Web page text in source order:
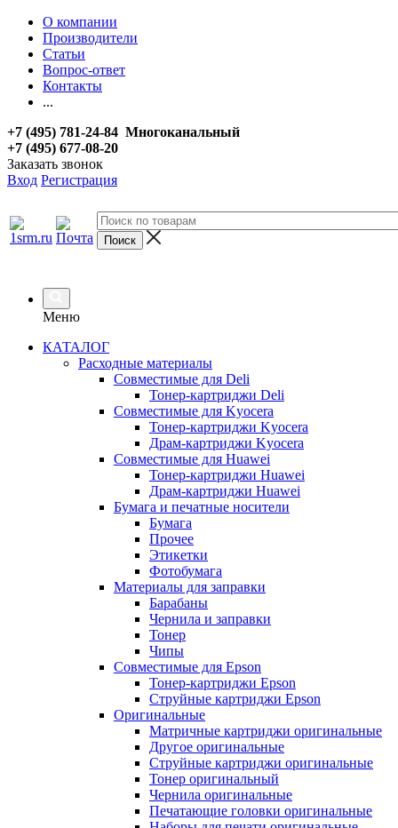
О компании
Производители
Статьи
Вопрос-ответ
Контакты
...
+7 (495) 781-24-84 Многоканальный
+7 (495) 677-08-20
Заказать звонок
Вход Регистрация
Меню
КАТАЛОГ
Расходные материалы
Совместимые для Deli
Тонер-картриджи Deli
Совместимые для Kyocera
Тонер-картриджи Kyocera
Драм-картриджи Kyocera
Совместимые для Huawei
Тонер-картриджи Huawei
Драм-картриджи Huawei
Бумага и печатные носители
Бумага
Прочее
Этикетки
Фотобумага
Материалы для заправки
Барабаны
Чернила и заправки
Тонер
Чипы
Совместимые для Epson
Тонер-картриджи Epson
Струйные картриджи Epson
Оригинальные
Матричные картриджи оригинальные
Другое оригинальные
Струйные картриджи оригинальные
Тонер оригинальный
Чернила оригинальные
Печатающие головки оригинальные